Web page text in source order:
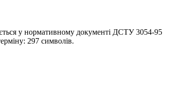
у нормативному документі ДСТУ 3054-95
297 символів.